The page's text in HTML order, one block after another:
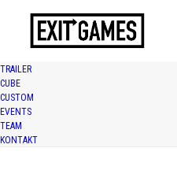
TRAILER
CUBE
CUSTOM
EVENTS
TEAM
KONTAKTNothing Found